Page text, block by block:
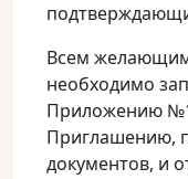
Всем желающим
необходимо
Приложению
Приглашению,
документов, и